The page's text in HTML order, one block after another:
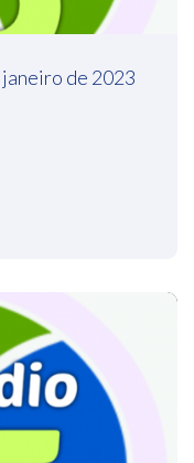
de 2023